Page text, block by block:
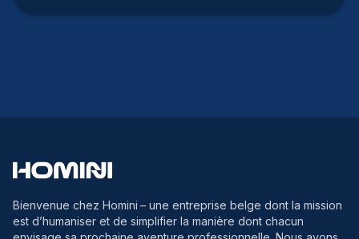
Bienvenue chez Homini – une entreprise belge dont la mission
est d’humaniser et de simplifier la manière dont chacun